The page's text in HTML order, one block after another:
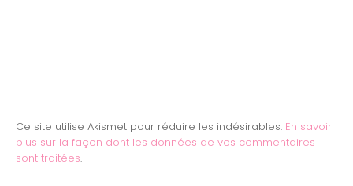
Ce site utilise Akismet pour réduire les indésirables. En savoir
plus sur la façon dont les données de vos commentaires
sont traitées.